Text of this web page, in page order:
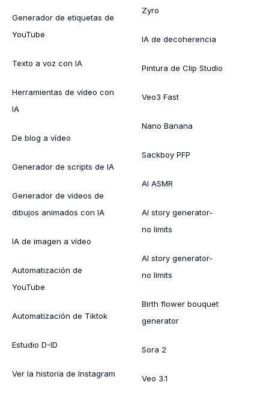
Generador de etiquetas de
YouTube
Texto a voz con IA
Herramientas de vídeo con
IA
De blog a vídeo
Generador de scripts de IA
Generador de videos de
dibujos animados con IA
IA de imagen a vídeo
Automatización de
YouTube
Automatización de Tiktok
Estudio D-ID
Ver la historia de Instagram
Zyro
IA de decoherencia
Pintura de Clip Studio
Veo3 Fast
Nano Banana
Sackboy PFP
AI ASMR
AI story generator-
no limits
AI story generator-
no limits
Birth flower bouquet
generator
Sora 2
Veo 3.1